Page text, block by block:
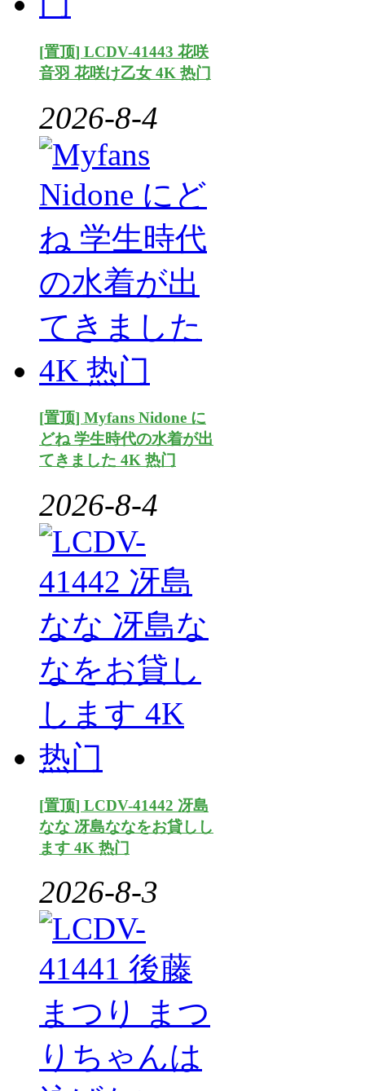
[置顶] LCDV-41443 花咲
音羽 花咲け乙女 4K 热门
2026-8-4
[置顶] Myfans Nidone に
どね 学生時代の水着が出
てきました 4K 热门
2026-8-4
[置顶] LCDV-41442 冴島
なな 冴島ななをお貸しし
ます 4K 热门
2026-8-3